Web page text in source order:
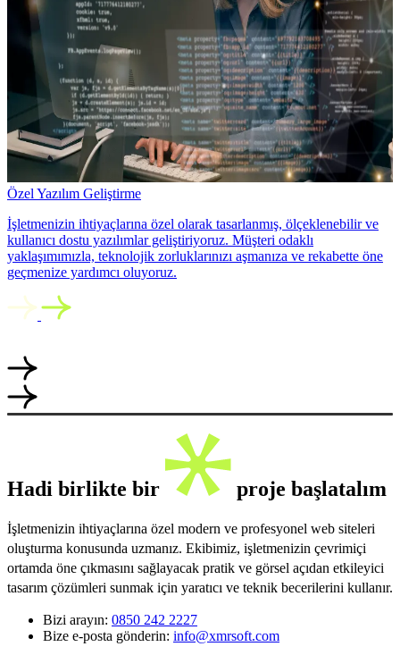
Özel Yazılım Geliştirme
İşletmenizin ihtiyaçlarına özel olarak tasarlanmış, ölçeklenebilir ve
kullanıcı dostu yazılımlar geliştiriyoruz. Müşteri odaklı
yaklaşımımızla, teknolojik zorluklarınızı aşmanıza ve rekabette öne
geçmenize yardımcı oluyoruz.
Hadi birlikte bir proje başlatalım
İşletmenizin ihtiyaçlarına özel modern ve profesyonel web siteleri
oluşturma konusunda uzmanız. Ekibimiz, işletmenizin çevrimiçi
ortamda öne çıkmasını sağlayacak pratik ve görsel açıdan etkileyici
tasarım çözümleri sunmak için yaratıcı ve teknik becerilerini kullanır.
Bizi arayın: 0850 242 2227
Bize e-posta gönderin: info@xmrsoft.com